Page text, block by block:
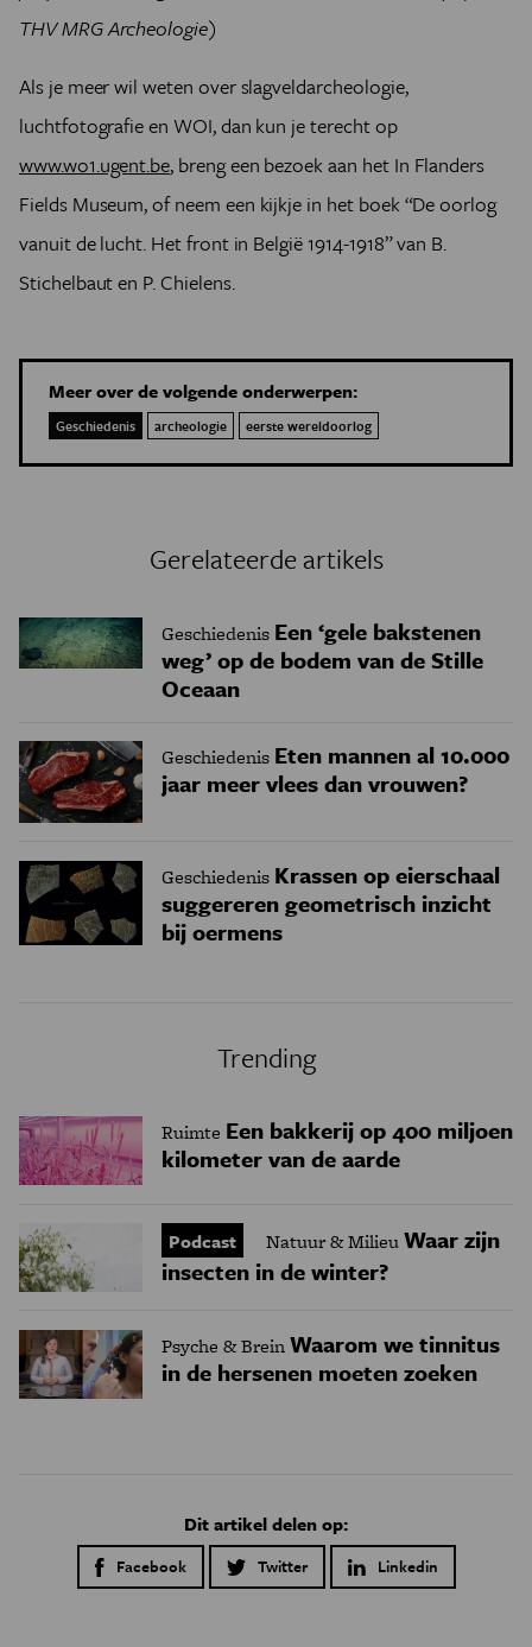
THV MRG Archeologie)
Als je meer wil weten over slagveldarcheologie,
luchtfotografie en WOI, dan kun je terecht op
www.wo1.ugent.be, breng een bezoek aan het In Flanders
Fields Museum, of neem een kijkje in het boek “De oorlog
vanuit de lucht. Het front in België 1914-1918” van B.
Stichelbaut en P. Chielens.
Meer over de volgende onderwerpen:
Geschiedenis archeologie eerste wereldoorlog
Gerelateerde artikels
Geschiedenis Een ‘gele bakstenen
weg’ op de bodem van de Stille
Oceaan
Geschiedenis Eten mannen al 10.000
jaar meer vlees dan vrouwen?
Geschiedenis Krassen op eierschaal
suggereren geometrisch inzicht
bij oermens
Trending
Ruimte Een bakkerij op 400 miljoen
kilometer van de aarde
Podcast Natuur & MilieuWaar zijn
insecten in de winter?
Psyche & BreinWaarom we tinnitus
in de hersenen moeten zoeken
Dit artikel delen op:
Facebook Twitter Linkedin